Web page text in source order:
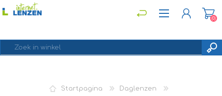
INLOGGEN
(0)
Startpagina
Daglenzen